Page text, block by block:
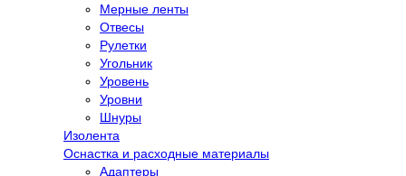
Мерные ленты
Отвесы
Рулетки
Угольник
Уровень
Уровни
Шнуры
Изолента
Оснастка и расходные материалы
Адаптеры